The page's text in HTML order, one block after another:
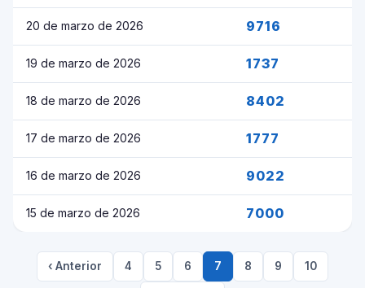
20 de marzo de 2026 9716
19 de marzo de 2026 1737
18 de marzo de 2026 8402
17 de marzo de 2026 1777
16 de marzo de 2026 9022
15 de marzo de 2026 7000
‹ Anterior 4 5 6 7 8 9 10